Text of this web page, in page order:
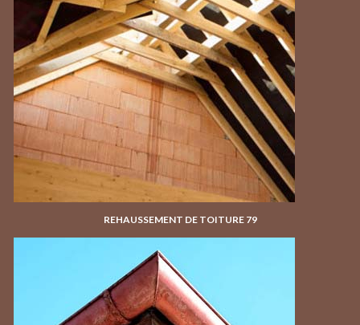
REHAUSSEMENT DE TOITURE 79